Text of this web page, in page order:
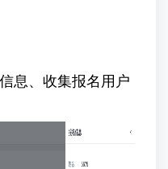
息、收集报名用户